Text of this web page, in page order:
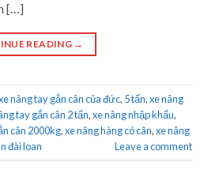
[…]
READING →
nâng tay gắn cân của đức, 5 tấn,xe nâng
tay gắn cân 2 tấn,xe nâng nhập khẩu,
cân 2000kg,xe nâng hàng có cân,xe nâng
đài loan Leave a comment